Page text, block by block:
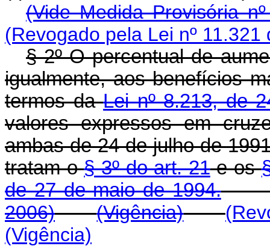
(Vide Medida Provisória
(Revogado pela Lei nº 11.321
§ 2º O percentual de
igualmente, aos benefícios
termos daLei nº 8.213, de
valores expressos em
ambas de 24 de julho de
tratam o§ 3º do art. 21e os
de 27 de maio de 1994.
2006)
(Vigência)
(Vigência)